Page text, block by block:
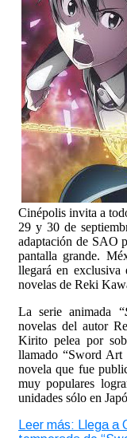
Cinépolis invita a
29 y 30 de
adaptación de SAO
pantalla grande.
llegará en
novelas de Reki
La serie animada “
novelas del autor
Kirito pelea por
llamado “Sword
novela que fue
muy populares
unidades sólo en
Leer más: Llega a